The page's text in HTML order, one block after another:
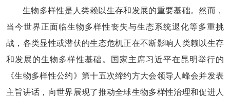
生物多样性是 人类赖以生存和发展的重要基础。然而 ，
当今世界正面临生物多样性丧失与生态系统退化等多重挑
战，各类显性或潜伏的生态危机正在不断影响人类赖以生存
和发展的生物多样性基础 。
国家主席习近平在昆明举行的
《生物多样性公约》第十五次缔约方大会领导人峰会并发表
主旨讲话，向世界展现了推动全球生物多样性治理和促进人